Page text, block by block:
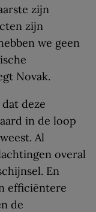
zijn
zijn
we geen
Novak.
deze
in de loop
Al
overal
En
efficiëntere
de